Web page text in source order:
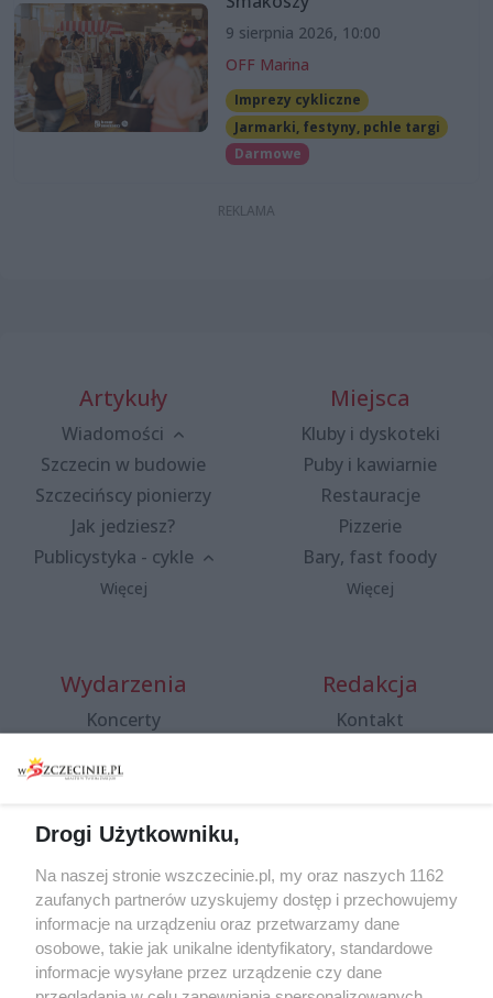
9 sierpnia 2026, 10:00
OFF Marina
Imprezy cykliczne
Jarmarki, festyny, pchle targi
Darmowe
Artykuły
Wiadomości
Szczecin w budowie
Szczecińscy pionierzy
Jak jedziesz?
Publicystyka - cykle
Więcej
Miejsca
Kluby i dyskoteki
Puby i kawiarnie
Restauracje
Pizzerie
Bary, fast foody
Więcej
Wydarzenia
Koncerty
Spacery i oprowadzania
targi
Wernisaże
Więcej
Redakcja
Kontakt
Specjalny koncert z okazji
20. urodzin portalu
wSzczecinie.pl
Regulamin konkursów
śniadaniówka "Hej
Drogi Użytkowniku,
Na naszej stronie wszczecinie.pl, my oraz naszych 1162
zaufanych partnerów uzyskujemy dostęp i przechowujemy
informacje na urządzeniu oraz przetwarzamy dane
osobowe, takie jak unikalne identyfikatory, standardowe
informacje wysyłane przez urządzenie czy dane